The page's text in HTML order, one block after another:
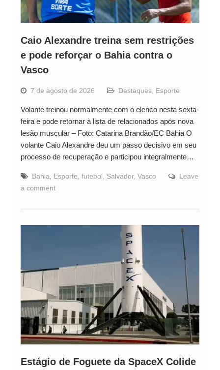
Caio Alexandre treina sem restrições
e pode reforçar o Bahia contra o
Vasco
7 de agosto de 2026 Destaques, Esporte
Volante treinou normalmente com o elenco nesta sexta-
feira e pode retornar à lista de relacionados após nova
lesão muscular – Foto: Catarina Brandão/EC Bahia O
volante Caio Alexandre deu um passo decisivo em seu
processo de recuperação e participou integralmente…
Bahia Esporte futebol Salvador, Vasco
Leave
a comment
Estágio de Foguete da SpaceX Colide